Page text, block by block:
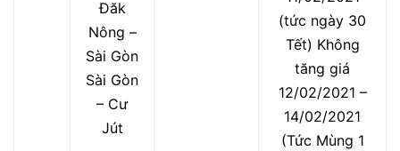
Đăk
Nông –
Sài Gòn
Sài Gòn
– Cư
Jút
(tức ngày 30
Tết) Không
tăng giá
12/02/2021 –
14/02/2021
(Tức Mùng 1